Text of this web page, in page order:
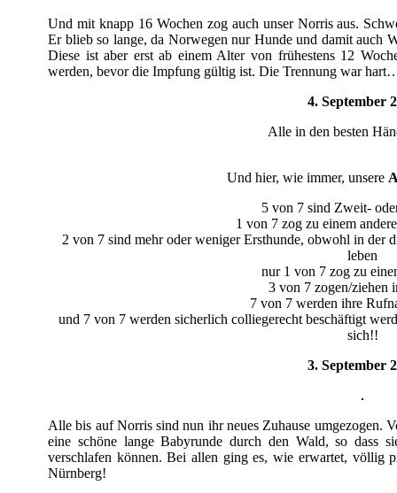
Und mit knapp 16 Wochen zog auch unser Norris aus.
Er blieb so lange, da Norwegen nur Hunde und damit auch
Diese ist aber erst ab einem Alter von frühestens 12
werden, bevor die Impfung gültig ist. Die Trennung war
4. September
Alle in den besten
Und hier, wie immer, unsere
5 von 7 sind Zweit-
1 von 7 zog zu einem
2 von 7 sind mehr oder weniger Ersthunde, obwohl in der
leben
nur 1 von 7 zog zu
3 von 7 zogen/ziehen
7 von 7 werden ihre
und 7 von 7 werden sicherlich colliegerecht beschäftigt
sich!!
3. September
Alle bis auf Norris sind nun ihr neues Zuhause umgezogen.
eine schöne lange Babyrunde durch den Wald, so dass
verschlafen können. Bei allen ging es, wie erwartet, völlig
Nürnberg!